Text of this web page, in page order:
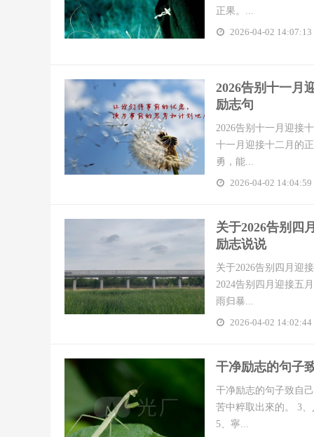
正果。...
2026-04-02 14:07:13
​2026告别十一月
励志句
2026告别十一月迎接
十一月迎接十二月的
勇，能...
2026-04-02 14:04:59
关于2026告别四
励志说说
关于2026告别四月迎
2024告别四月迎接五
雨归暴...
2026-04-02 14:02:44
干净励志的句子
干净励志的句子致自
苦中粹取出來的。 3
5、寧...